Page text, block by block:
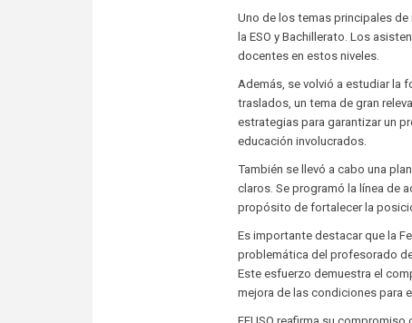
Uno de los temas principales
la ESO y Bachillerato. Los
docentes en estos niveles.
Además, se volvió a estudiar la
traslados, un tema de gran
estrategias para garantizar un
educación involucrados.
También se llevó a cabo una
claros. Se programó la línea de
propósito de fortalecer la
Es importante destacar que la
problemática del profesorado
Este esfuerzo demuestra el
mejora de las condiciones para